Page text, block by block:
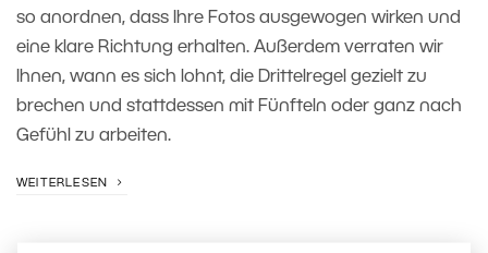
so anordnen, dass Ihre Fotos ausgewogen wirken und
eine klare Richtung erhalten. Außerdem verraten wir
Ihnen, wann es sich lohnt, die Drittelregel gezielt zu
brechen und stattdessen mit Fünfteln oder ganz nach
Gefühl zu arbeiten.
WEITERLESEN